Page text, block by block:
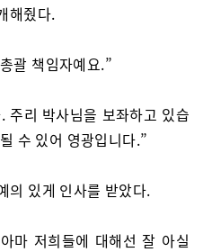
해줬다.
괄 책임자예요.”
주리 박사님을 보좌하고 있습
수 있어 영광입니다.”
의 있게 인사를 받았다.
마 저희들에 대해선 잘 아실